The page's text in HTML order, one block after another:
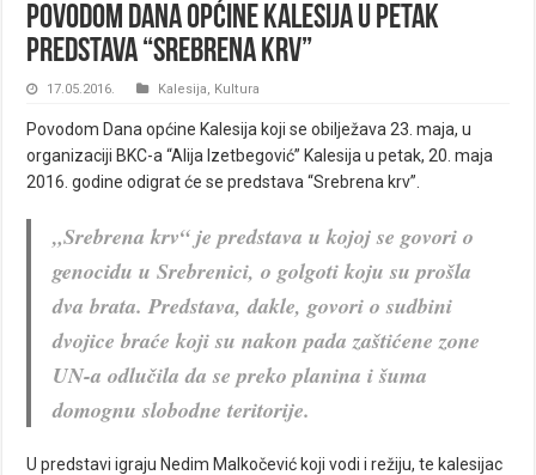
Povodom Dana općine Kalesija u petak
predstava “Srebrena krv”
17.05.2016. Kalesija, Kultura
Povodom Dana općine Kalesija koji se obilježava 23. maja, u
organizaciji BKC-a “Alija Izetbegović” Kalesija u petak, 20. maja
2016. godine odigrat će se predstava “Srebrena krv”.
„Srebrena krv“ je predstava u kojoj se govori o
genocidu u Srebrenici, o golgoti koju su prošla
dva brata. Predstava, dakle, govori o sudbini
dvojice braće koji su nakon pada zaštićene zone
UN-a odlučila da se preko planina i šuma
domognu slobodne teritorije.
U predstavi igraju Nedim Malkočević koji vodi i režiju, te kalesijac